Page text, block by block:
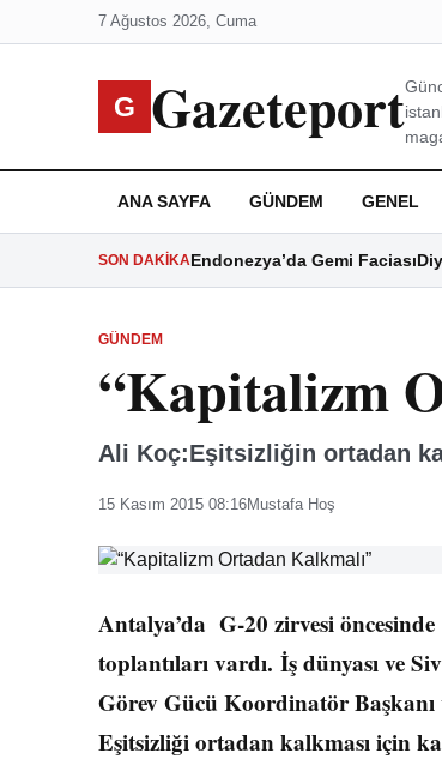
7 Ağustos 2026, Cuma
G Gazeteport
ANA SAYFA GÜNDEM GENEL
SON DAKIKAEndonezya’da Gemi Faciası
GÜNDEM
“Kapitalizm
Ali Koç:Eşitsizliğin ortadan
15 Kasım 2015 08:16Mustafa Hoş
Antalya’da G-20 zirvesi
toplantıları vardı. İş dünyası ve
Görev Gücü Koordinatör
Eşitsizliği ortadan kalkması için